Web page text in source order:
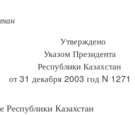
Утверждено
Указом Президента
Республики Казахстан
от 31 декабря 2003 год N 1271
Казахстан